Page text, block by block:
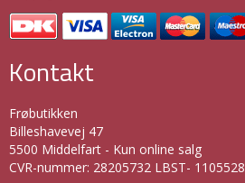
Kontakt
Frøbutikken
Billeshavevej 47
5500 Middelfart - Kun online salg
CVR-nummer: 28205732 LBST- 1105528